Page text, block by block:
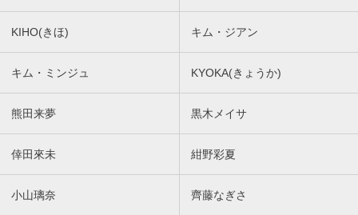
KIHO(きほ) キム・ジアン
キム・ミンジュ KYOKA(きょうか)
熊田来夢 黒木メイサ
倖田來未 紺野彩夏
小山璃奈 齊藤なぎさ